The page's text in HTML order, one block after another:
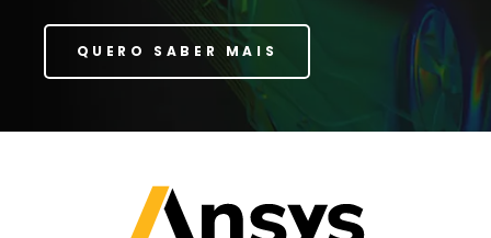
QUERO SABER MAIS